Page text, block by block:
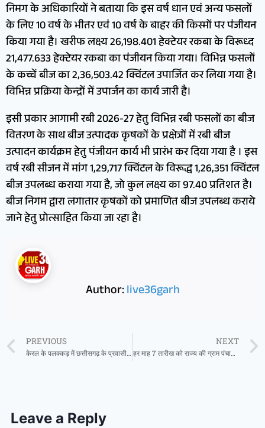
निमग के अधिकारियों ने बताया कि इस वर्ष धान एवं अन्य फसलों
के लिए 10 वर्ष के भीतर एवं 10 वर्ष के बाहर की किस्मों पर पंजीयन
किया गया है। खरीफ लक्ष्य 26,198.401 हेक्टेयर रकबा के विरूध्द
21,477.633 हेक्टेयर रकबा का पंजीयन किया गया। विभिन्न फसलों
के कच्चें बीज का 2,36,503.42 क्विंटल उपार्जित कर लिया गया है।
विभिन्न प्रक्रिया केन्द्रों में उपार्जन का कार्य जारी है।
इसी प्रकार आगामी रबी 2026-27 हेतु विभिन्न रबी फसलों का बीज
वितरण के साथ बीज उत्पादक कृषकों के प्रक्षेत्रों में रबी बीज
उत्पादन कार्यक्रम हेतु पंजीयन कार्य भी प्रारंभ कर दिया गया है । इस
वर्ष रबी सीजन में मांग 1,29,717 क्विंटल के विरूद्ध 1,26,351 क्विंटल
बीज उपलब्ध कराया गया है, जो कुल लक्ष्य का 97.40 प्रतिशत है।
बीज निगम द्वारा लगातार कृषकों को प्रमाणित बीज उपलब्ध कराये
जाने हेतु प्रोत्साहित किया जा रहा है।
Author:live36garh
PREVIOUS
केरल के पलक्कड़ में छत्तीसगढ़ के प्रवासी मजदूर की हत्या पर मुख्यमंत्री साय ने जताया गहरा शोक
NEXT
हर माह 7 तारीख को राज्य की ग्राम पंचायतों में मनाया जाएगा ‘आवास दिवस’
Leave a Reply